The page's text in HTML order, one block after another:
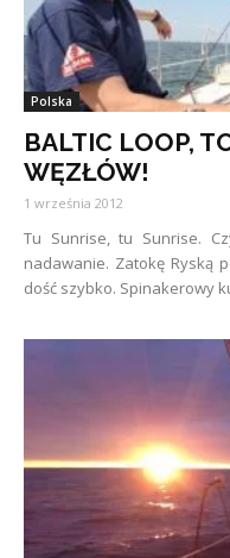
Polska
BALTIC LOOP,
WĘZŁÓW!
1 września 2012
Tu Sunrise, tu Sunrise.
nadawanie. Zatokę Ryską
dość szybko. Spinakerowy